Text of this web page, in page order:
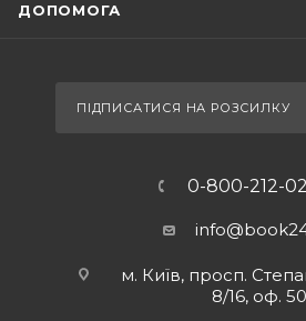
ДОПОМОГА
ПІДПИСАТИСЯ НА РОЗСИЛКУ
0-800-212-
м. Київ, просп.
8/16, оф.